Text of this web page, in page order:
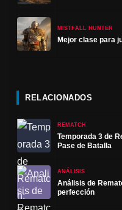
MISTFALL HUNTER
Mejor clase para
RELACIONADOS
REMATCH
Temporada 3 de
Pase de Batalla
ANÁLISIS
Análisis de
perfección